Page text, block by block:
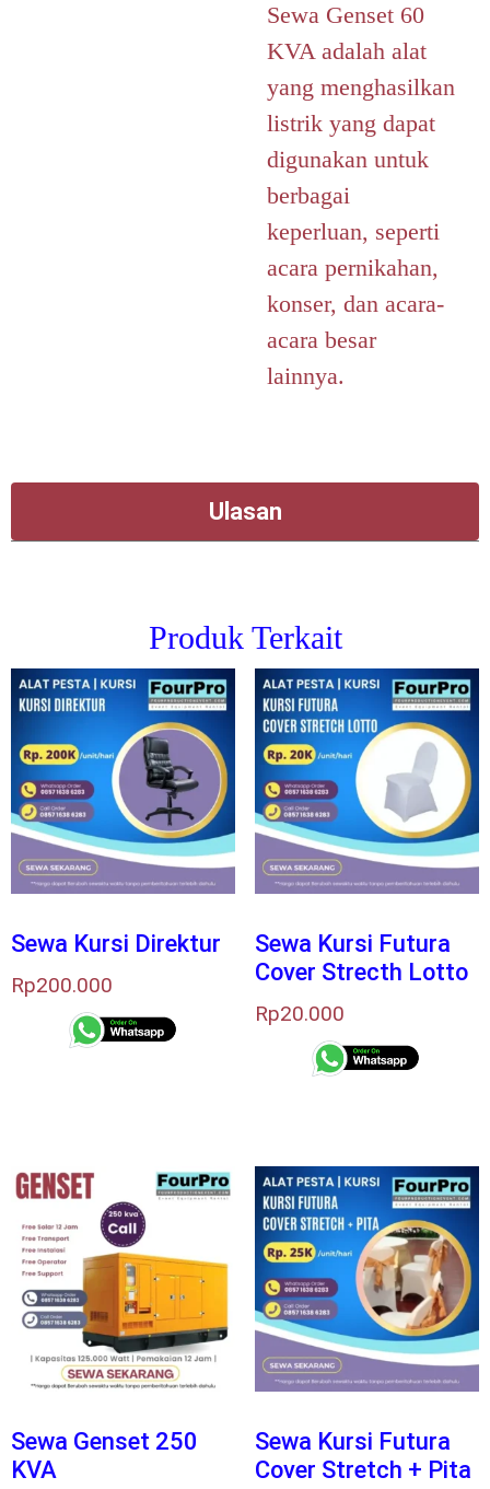
Sewa Genset 60
KVA adalah alat
yang menghasilkan
listrik yang dapat
digunakan untuk
berbagai
keperluan, seperti
acara pernikahan,
konser, dan acara-
acara besar
lainnya.
Ulasan
Produk Terkait
Sewa Kursi Direktur
Rp200.000
Sewa Kursi Futura
Cover Strecth Lotto
Rp20.000
Sewa Genset 250
KVA
Sewa Kursi Futura
Cover Stretch + Pita